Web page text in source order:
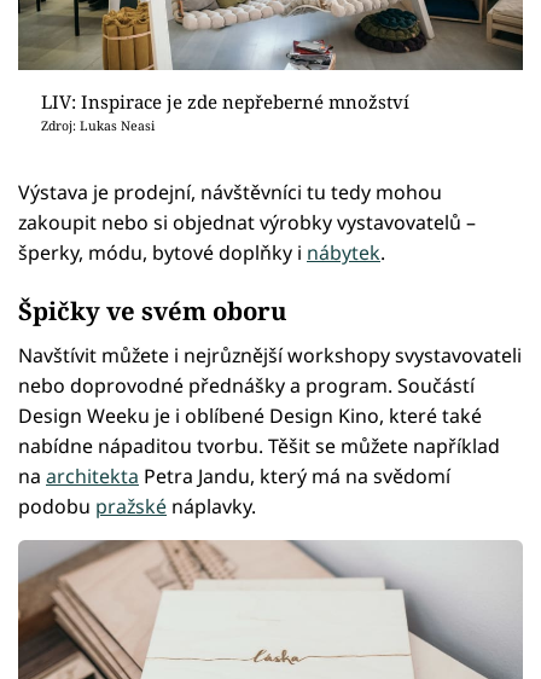
LIV: Inspirace je zde nepřeberné množství
Zdroj: Lukas Neasi
Výstava je prodejní, návštěvníci tu tedy mohou
zakoupit nebo si objednat výrobky vystavovatelů –
šperky, módu, bytové doplňky i nábytek.
Špičky ve svém oboru
Navštívit můžete i nejrůznější workshopy svystavovateli
nebo doprovodné přednášky a program. Součástí
Design Weeku je i oblíbené Design Kino, které také
nabídne nápaditou tvorbu. Těšit se můžete například
na architekta Petra Jandu, který má na svědomí
podobu pražské náplavky.